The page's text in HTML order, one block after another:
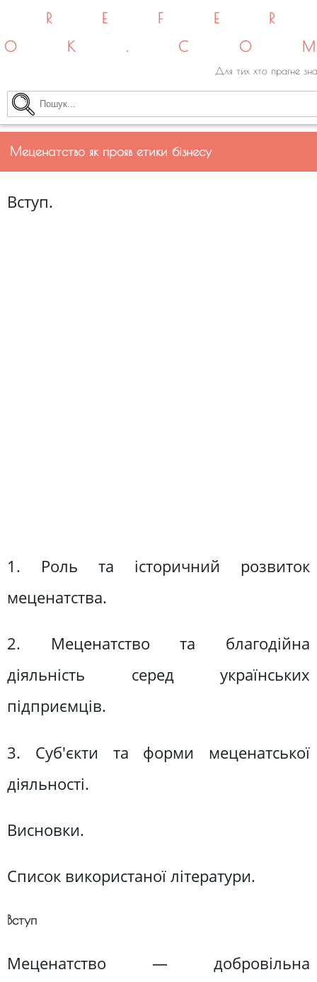
Для тих хто прагне
Меценатство як прояв етики бізнесу
Вступ.
1. Роль та історичний розвиток
меценатства.
2. Меценатство та благодійна
діяльність серед українських
підприємців.
3. Суб'єкти та форми меценатської
діяльності.
Висновки.
Список використаної літератури.
Вступ
Меценатство — добровільна